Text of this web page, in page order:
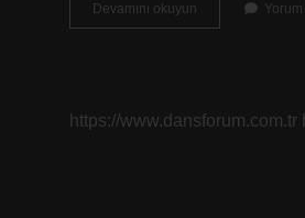
Devamını okuyun
Illustrator
Yorum
https://www.dansforum.com.tr